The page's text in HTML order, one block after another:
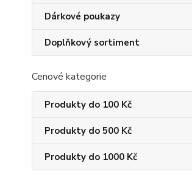
Dárkové poukazy
Doplňkový sortiment
Cenové kategorie
Produkty do 100 Kč
Produkty do 500 Kč
Produkty do 1000 Kč